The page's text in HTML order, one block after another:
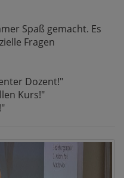
Spaß gemacht. Es
Fragen
Dozent!"
Kurs!"